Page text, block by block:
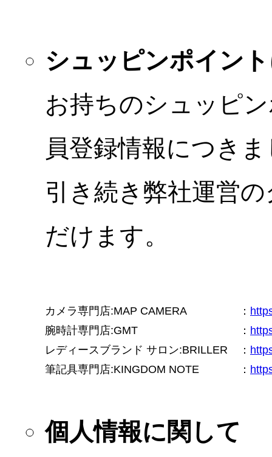
シュッピンポイン
お持ちのシュッピ
員登録情報につき
引き続き弊社運営
だけます。
カメラ専門店:MAP CAMERA ：
腕時計専門店:GMT
：
レディースブランド サロン:BRILLER
：
筆記具専門店:KINGDOM NOTE
：
個人情報に関して